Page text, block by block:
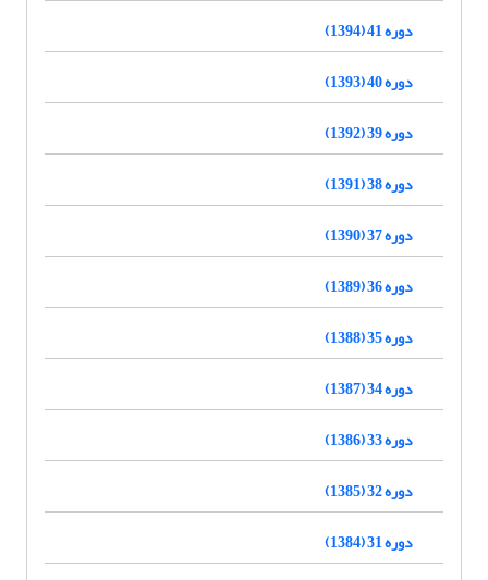
دوره 41 (1394)
دوره 40 (1393)
دوره 39 (1392)
دوره 38 (1391)
دوره 37 (1390)
دوره 36 (1389)
دوره 35 (1388)
دوره 34 (1387)
دوره 33 (1386)
دوره 32 (1385)
دوره 31 (1384)